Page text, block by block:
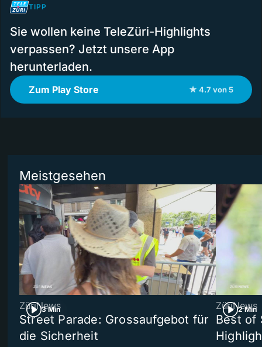
TIPP
Sie wollen keine TeleZüri-Highlights
verpassen? Jetzt unsere App
herunterladen.
Zum Play Store ★ 4.7 von 5
Meistgesehen
3 Min
ZüriNews
Street Parade: Grossaufgebot für
die Sicherheit
2 Min
ZüriNews
Best of